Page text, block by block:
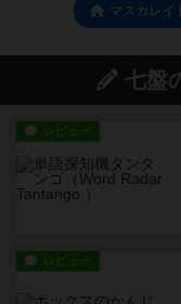
マスカレイ
七盤
レビュー
レビュー